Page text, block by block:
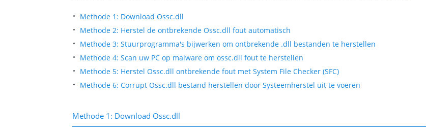
Methode 1: Download Ossc.dll
Methode 2: Herstel de ontbrekende Ossc.dll fout automatisch
Methode 3: Stuurprogramma's bijwerken om ontbrekende .dll bestanden te herstellen
Methode 4: Scan uw PC op malware om ossc.dll fout te herstellen
Methode 5: Herstel Ossc.dll ontbrekende fout met System File Checker (SFC)
Methode 6: Corrupt Ossc.dll bestand herstellen door Systeemherstel uit te voeren
Methode 1: Download Ossc.dll